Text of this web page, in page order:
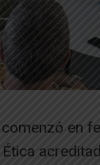
en